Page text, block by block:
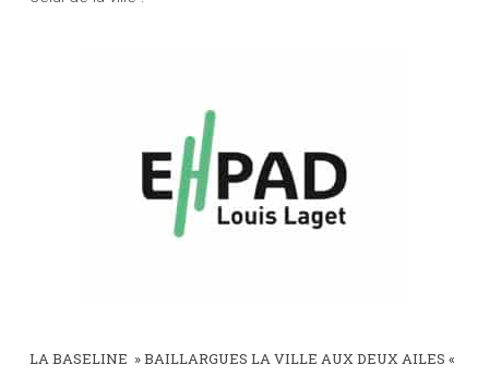
LA BASELINE » BAILLARGUES LA VILLE AUX DEUX AILES «